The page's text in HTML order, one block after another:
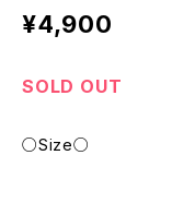
¥4,900
SOLD OUT
○Size○